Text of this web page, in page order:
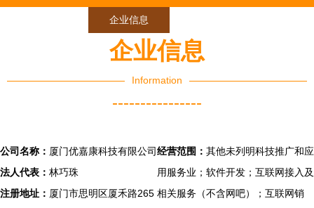
企业信息
企业信息
Information
----------------
公司名称： 厦门优嘉康科技有限公司
法人代表： 林巧珠
注册地址： 厦门市思明区厦禾路265
经营范围： 其他未列明科技推广和应
用服务业；软件开发；互联网接入及
相关服务（不含网吧）；互联网销